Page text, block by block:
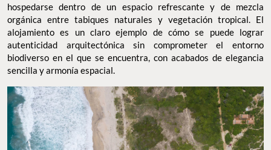
hospedarse dentro de un espacio refrescante y de mezcla
orgánica entre tabiques naturales y vegetación tropical. El
alojamiento es un claro ejemplo de cómo se puede lograr
autenticidad arquitectónica sin comprometer el entorno
biodiverso en el que se encuentra, con acabados de elegancia
sencilla y armonía espacial.